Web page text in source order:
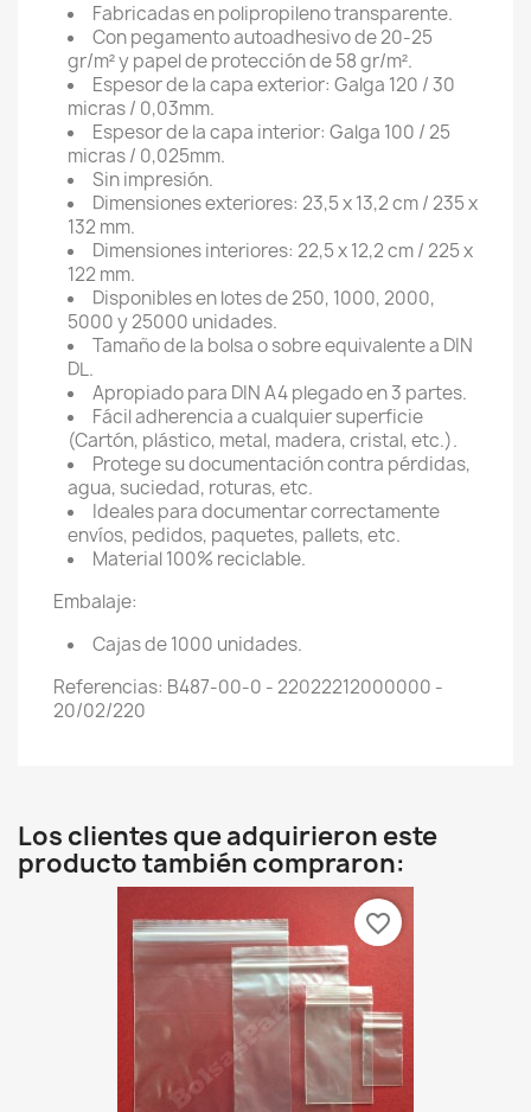
Fabricadas en polipropileno transparente.
Con pegamento autoadhesivo de 20-25
gr/m² y papel de protección de 58 gr/m².
Espesor de la capa exterior: Galga 120 / 30
micras / 0,03mm.
Espesor de la capa interior: Galga 100 / 25
micras / 0,025mm.
Sin impresión.
Dimensiones exteriores: 23,5 x 13,2 cm / 235 x
132 mm.
Dimensiones interiores: 22,5 x 12,2 cm / 225 x
122 mm.
Disponibles en lotes de 250, 1000, 2000,
5000 y 25000 unidades.
Tamaño de la bolsa o sobre equivalente a DIN
DL.
Apropiado para DIN A4 plegado en 3 partes.
Fácil adherencia a cualquier superficie
(Cartón, plástico, metal, madera, cristal, etc.).
Protege su documentación contra pérdidas,
agua, suciedad, roturas, etc.
Ideales para documentar correctamente
envíos, pedidos, paquetes, pallets, etc.
Material 100% reciclable.
Embalaje:
Cajas de 1000 unidades.
Referencias: B487-00-0 - 22022212000000 -
20/02/220
Los clientes que adquirieron este
producto también compraron:
favorite_border